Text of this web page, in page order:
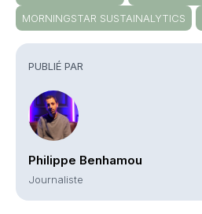
PUBLIÉ PAR
Philippe Benhamou
Journaliste
MORNINGSTAR SUSTAINALYTICS